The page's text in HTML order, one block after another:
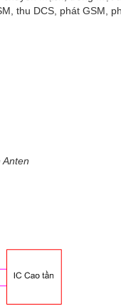
thu DCS, phát GSM,